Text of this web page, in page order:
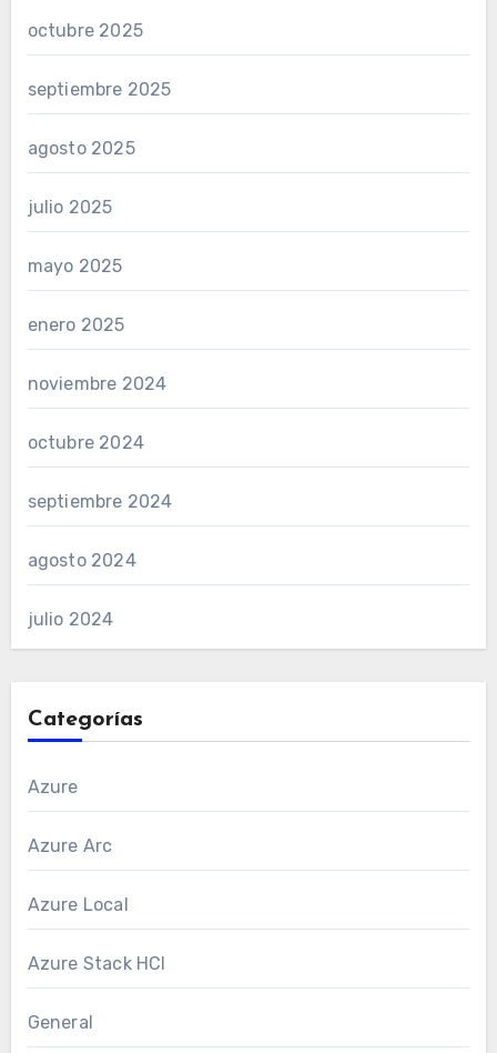
octubre 2025
septiembre 2025
agosto 2025
julio 2025
mayo 2025
enero 2025
noviembre 2024
octubre 2024
septiembre 2024
agosto 2024
julio 2024
Categorías
Azure
Azure Arc
Azure Local
Azure Stack HCI
General